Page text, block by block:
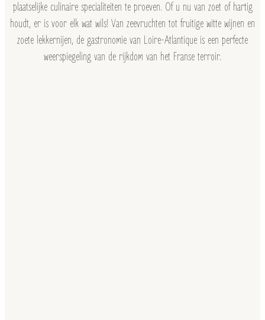
plaatselijke culinaire specialiteiten te proeven. Of u nu van zoet of hartig
houdt, er is voor elk wat wils! Van zeevruchten tot fruitige witte wijnen en
zoete lekkernijen, de gastronomie van Loire-Atlantique is een perfecte
weerspiegeling van de rijkdom van het Franse terroir.